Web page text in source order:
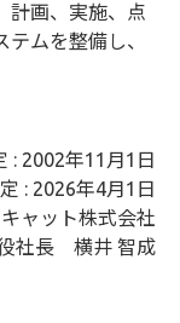
計画、実施、点
ムを整備し、
: 2002年11月1日
: 2026年4月1日
ャット株式会社
社長 横井 智成